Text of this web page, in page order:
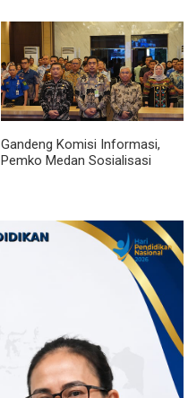
Kepulauan Nias
Gandeng Komisi Informasi,
Pemko Medan Sosialisasi